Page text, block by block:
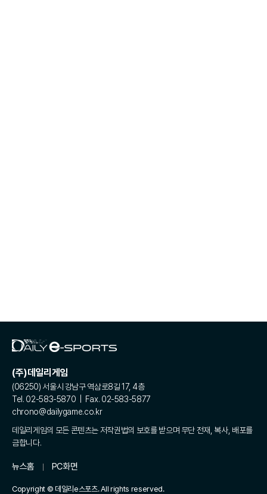
(주)데일리게임
(06250) 서울시 강남구 역삼로8길 17, 4층
Tel. 02-583-5870 | Fax. 02-583-5877
chrono@dailygame.co.kr
데일리게임의 모든 콘텐츠는 저작권법의 보호를 받으며 무단 전재, 복사, 배포를
금합니다.
뉴스홈 PC화면
Copyright © 데일리e스포츠. All rights reserved.